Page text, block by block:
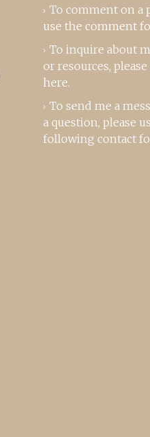
To comment on a
use the comment
To inquire about
or resources, please
here.
To send me a
a question, please
following contact